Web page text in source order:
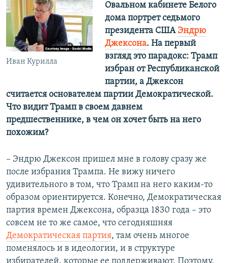
Иван Курилла
Овальном кабинете Белого
дома портрет седьмого
президента США Эндрю
Джексона. На первый
взгляд это парадокс: Трамп
избран от Республиканской
партии, а Джексон
считается основателем партии Демократической.
Что видит Трамп в своем давнем
предшественнике, в чем он хочет быть на него
похожим?
– Эндрю Джексон пришел мне в голову сразу же
после избрания Трампа. Не вижу ничего
удивительного в том, что Трамп на него каким-то
образом ориентируется. Конечно, Демократическая
партия времен Джексона, образца 1830 года – это
совсем не то же самое, что сегодняшняя
Демократическая партия, там очень многое
поменялось и в идеологии, и в структуре